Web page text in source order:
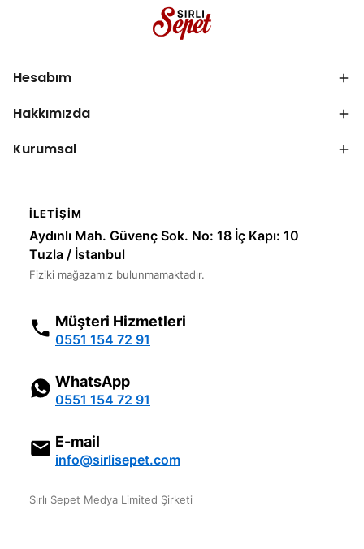
Hesabım
Hakkımızda
Kurumsal
İLETIŞIM
Aydınlı Mah. Güvenç Sok. No: 18 İç Kapı: 10
Tuzla / İstanbul
Fiziki mağazamız bulunmamaktadır.
Müşteri Hizmetleri
0551 154 72 91
WhatsApp
0551 154 72 91
E-mail
info@sirlisepet.com
Sırlı Sepet Medya Limited Şirketi